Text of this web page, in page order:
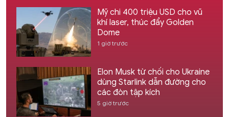
Mỹ chi 400 triệu USD cho vũ
khí laser, thúc đẩy Golden
Dome
1 giờ trước
Elon Musk từ chối cho Ukraine
dùng Starlink dẫn đường cho
các đòn tập kích
5 giờ trước